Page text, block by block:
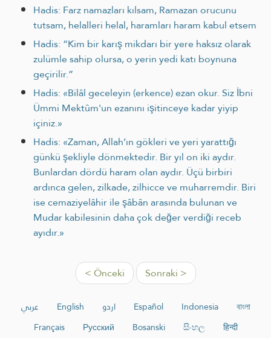
Hadis: Farz namazları kılsam, Ramazan orucunu
tutsam, helalleri helal, haramları haram kabul etsem
Hadis: “Kim bir karış mikdarı bir yere haksız olarak
zulümle sahip olursa, o yerin yedi katı boynuna
geçirilir.”
Hadis: «Bilâl geceleyin (erkence) ezan okur. Siz İbni
Ümmi Mektûm'un ezanını işitinceye kadar yiyip
içiniz.»
Hadis: «Zaman, Allah’ın gökleri ve yeri yarattığı
günkü şekliyle dönmektedir. Bir yıl on iki aydır.
Bunlardan dördü haram olan aydır. Üçü birbiri
ardınca gelen, zilkade, zilhicce ve muharremdir. Biri
ise cemaziyelâhir ile şâbân arasında bulunan ve
Mudar kabilesinin daha çok değer verdiği receb
ayıdır.»
< Önceki Sonraki >
عربي English اردو Español Indonesia
বাংলা
Français
Русский Bosanski සිංහල
हिन्दी